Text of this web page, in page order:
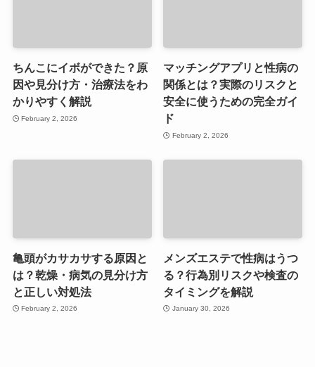
ちんこにイボができた？原
因や見分け方・治療法をわ
かりやすく解説
February 2, 2026
マッチングアプリと性病の
関係とは？実際のリスクと
安全に使うための完全ガイ
ド
February 2, 2026
亀頭がカサカサする原因と
は？乾燥・病気の見分け方
と正しい対処法
February 2, 2026
メンズエステで性病はうつ
る？行為別リスクや検査の
タイミングを解説
January 30, 2026